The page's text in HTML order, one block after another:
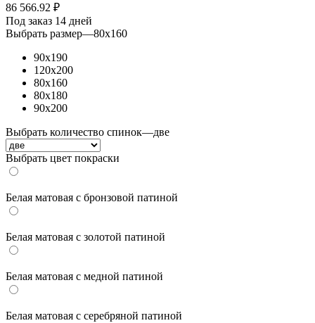
86 566.92 ₽
Под заказ 14 дней
Выбрать размер—80x160
90х190
120х200
80x160
80х180
90x200
Выбрать количество спинок—две
Выбрать цвет покраски
Белая матовая с бронзовой патиной
Белая матовая с золотой патиной
Белая матовая с медной патиной
Белая матовая с серебряной патиной